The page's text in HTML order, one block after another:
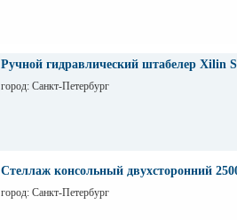
Ручной гидравлический штабелер Xilin
город: Санкт-Петербург
Стеллаж консольный двухсторонний
город: Санкт-Петербург